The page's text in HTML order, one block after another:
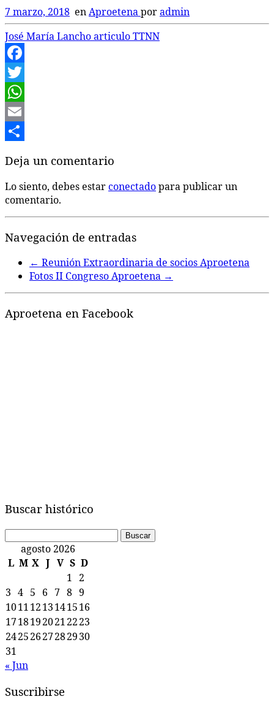
7 marzo, 2018 enAproetenaporadmin
José María Lancho articulo TTNN
Facebook
Twitter
WhatsApp
Email
Deja un comentario
Lo siento, debes estarconectadopara publicar un
comentario.
Navegación de entradas
← Reunión Extraordinaria de socios Aproetena
Fotos II Congreso Aproetena →
Aproetena en Facebook
Buscar histórico
Buscar:
agosto 2026
L M X J V S D
1 2
3 4 5 6 7 8 9
10111213141516
17181920212223
24252627282930
31
« Jun
Suscribirse